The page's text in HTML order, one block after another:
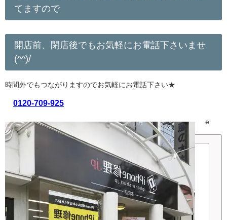
てますので
開店前、閉店後でもお気軽にお電話下さいませ
(^^)/
時間外でもつながりますのでお気軽にお電話下さい★
0120-709-925
e